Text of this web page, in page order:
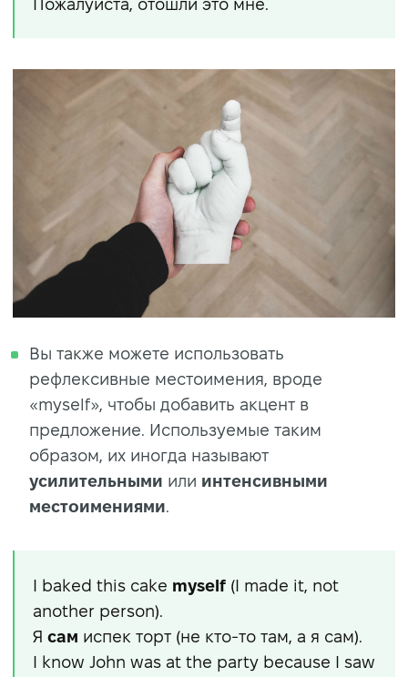
Пожалуйста, отошли это мне.
Вы также можете использовать
рефлексивные местоимения, вроде
«myself», чтобы добавить акцент в
предложение. Используемые таким
образом, их иногда называют
усилительными или интенсивными
местоимениями.
I baked this cake myself (I made it, not
another person).
Я сам испек торт (не кто-то там, а я сам).
I know John was at the party because I saw